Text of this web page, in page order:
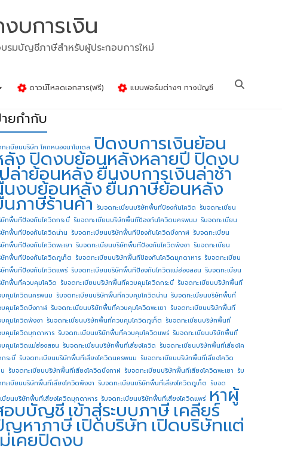
บการเงิน
รมบัญชีภาษีสำหรับผู้ประกอบการใหม่
ดาวน์โหลดเอกสาร(ฟรี) แบบฟอร์มต่างๆ ทางบัญชี
ยกำกับ
ะเบียนบริษัท โคกหนองนาโมเดล ปิดงบการเงินย้อน
งปิดงบย้อนหลังหลายปี ปิดงบ
ล่าย้อนหลังยื่นงบการเงินล่าช้า
งบย้อนหลังยื่นภาษีย้อนหลัง
ภาษีร้านค้า รับจดทะเบียนบริษัทพื้นทีป้องกันโควิด รับจดทะเบียน
ทพื้นทีป้องกันโควิดกระบี่ รับจดทะเบียนบริษัทพื้นทีป้องกันโควิดนครพนม รับจดทะเบียน
ทพื้นทีป้องกันโควิดน่าน รับจดทะเบียนบริษัทพื้นทีป้องกันโควิดบึงกาฬ รับจดทะเบียน
ทพื้นทีป้องกันโควิดพะเยา รับจดทะเบียนบริษัทพื้นทีป้องกันโควิดพังงา รับจดทะเบียน
ทพื้นทีป้องกันโควิดภูเก็ต รับจดทะเบียนบริษัทพื้นทีป้องกันโควิดมุกดาหาร รับจดทะเบียน
ทพื้นทีป้องกันโควิดแพร่ รับจดทะเบียนบริษัทพื้นทีป้องกันโควิดแม่ฮ่องสอน รับจดทะเบียน
ทพื้นที่ควบคุมโควิด รับจดทะเบียนบริษัทพื้นที่ควบคุมโควิดกระบี่ รับจดทะเบียนบริษัทพื้นที่
คุมโควิดนครพนม รับจดทะเบียนบริษัทพื้นที่ควบคุมโควิดน่าน รับจดทะเบียนบริษัทพื้นที่
คุมโควิดบึงกาฬ รับจดทะเบียนบริษัทพื้นที่ควบคุมโควิดพะเยา รับจดทะเบียนบริษัทพื้นที่
คุมโควิดพังงา รับจดทะเบียนบริษัทพื้นที่ควบคุมโควิดภูเก็ต รับจดทะเบียนบริษัทพื้นที่
คุมโควิดมุกดาหาร รับจดทะเบียนบริษัทพื้นที่ควบคุมโควิดแพร่ รับจดทะเบียนบริษัทพื้นที่
คุมโควิดแม่ฮ่องสอน รับจดทะเบียนบริษัทพื้นที่เสี่ยงโควิด รับจดทะเบียนบริษัทพื้นที่เสี่ยงโค
ระบี่ รับจดทะเบียนบริษัทพื้นที่เสี่ยงโควิดนครพนม รับจดทะเบียนบริษัทพื้นที่เสี่ยงโควิด
รับจดทะเบียนบริษัทพื้นที่เสี่ยงโควิดบึงกาฬ รับจดทะเบียนบริษัทพื้นที่เสี่ยงโควิดพะเยา รับ
ะเบียนบริษัทพื้นที่เสี่ยงโควิดพังงา รับจดทะเบียนบริษัทพื้นที่เสี่ยงโควิดภูเก็ต รับจด
บียนบริษัทพื้นที่เสี่ยงโควิดมุกดาหาร รับจดทะเบียนบริษัทพื้นที่เสี่ยงโควิดแพร่ หาผู้
อบบัญชี เข้าสู่ระบบภาษี เคลียร์
ญหาภาษีเปิดบริษัทเปิดบริษัทแต่
เคยปิดงบ